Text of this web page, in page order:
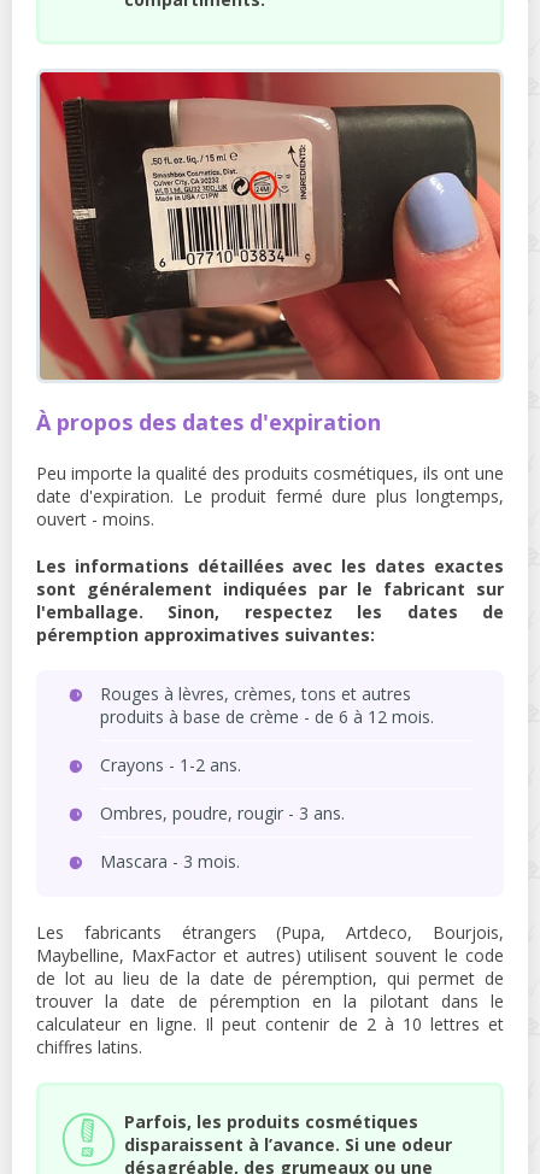
À propos des dates d'expiration
Peu importe la qualité des produits cosmétiques, ils ont une
date d'expiration. Le produit fermé dure plus longtemps,
ouvert - moins.
Les informations détaillées avec les dates exactes
sont généralement indiquées par le fabricant sur
l'emballage. Sinon, respectez les dates de
péremption approximatives suivantes:
Rouges à lèvres, crèmes, tons et autres
produits à base de crème - de 6 à 12 mois.
Crayons - 1-2 ans.
Ombres, poudre, rougir - 3 ans.
Mascara - 3 mois.
Les fabricants étrangers (Pupa, Artdeco, Bourjois,
Maybelline, MaxFactor et autres) utilisent souvent le code
de lot au lieu de la date de péremption, qui permet de
trouver la date de péremption en la pilotant dans le
calculateur en ligne. Il peut contenir de 2 à 10 lettres et
chiffres latins.
Parfois, les produits cosmétiques
disparaissent à l’avance. Si une odeur
désagréable, des grumeaux ou une